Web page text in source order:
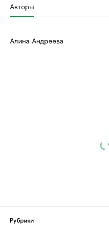
Авторы
Алина Андреева
Рубрики